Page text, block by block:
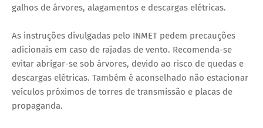
galhos de árvores, alagamentos e descargas elétricas.
As instruções divulgadas pelo INMET pedem precauções
adicionais em caso de rajadas de vento. Recomenda-se
evitar abrigar-se sob árvores, devido ao risco de quedas e
descargas elétricas. Também é aconselhado não estacionar
veículos próximos de torres de transmissão e placas de
propaganda.